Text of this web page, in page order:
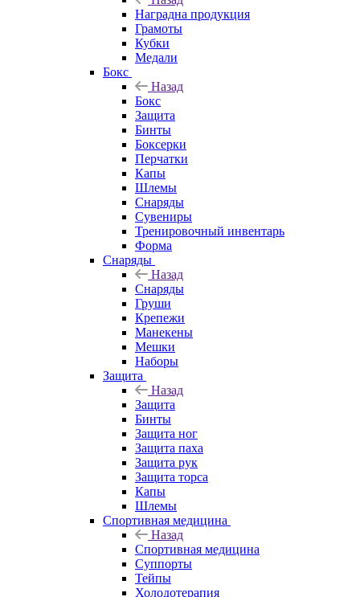
Наградна продукция
Грамоты
Кубки
Медали
Бокс
Назад
Бокс
Защита
Бинты
Боксерки
Перчатки
Капы
Шлемы
Снаряды
Сувениры
Тренировочный инвентарь
Форма
Снаряды
Назад
Снаряды
Груши
Крепежи
Манекены
Мешки
Наборы
Защита
Назад
Защита
Бинты
Защита ног
Защита паха
Защита рук
Защита торса
Капы
Шлемы
Спортивная медицина
Назад
Спортивная медицина
Суппорты
Тейпы
Холодотерапия